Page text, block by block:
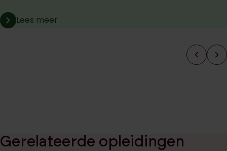
Lees meer
Gerelateerde opleidingen